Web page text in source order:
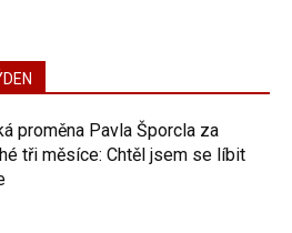
proměna Pavla Šporcla za
tři měsíce: Chtěl jsem se líbit